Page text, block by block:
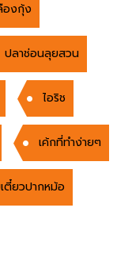
องกุ้ง
ปลาช่อนลุยสวน
ไอริช
เค้กที่ทำง่ายๆ
ตี๋ยวปากหม้อ